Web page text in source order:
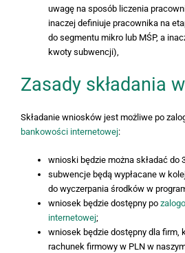
uwagę na sposób liczenia
inaczej definiuje pracownika na
do segmentu mikro lub MŚP, a
kwoty subwencji),
Zasady składania
Składanie wniosków jest możliwe po
bankowości internetowej:
wnioski będzie można składać do
subwencje będą wypłacane w
do wyczerpania środków w
wniosek będzie dostępny po
internetowej;
wniosek będzie dostępny dla firm,
rachunek firmowy w PLN w